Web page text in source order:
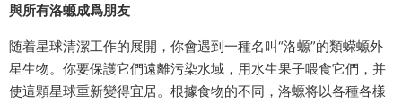
與所有洛螈成爲朋友
随着星球清潔工作的展開，你會遇到一種名叫“洛螈”的類蝾螈外
星生物。你要保護它們遠離污染水域，用水生果子喂食它們，并
使這顆星球重新變得宜居。根據食物的不同，洛螈将以各種各樣